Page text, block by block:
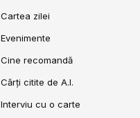
Cartea zilei
Evenimente
Cine recomandă
Cărți citite de A.I.
Interviu cu o carte